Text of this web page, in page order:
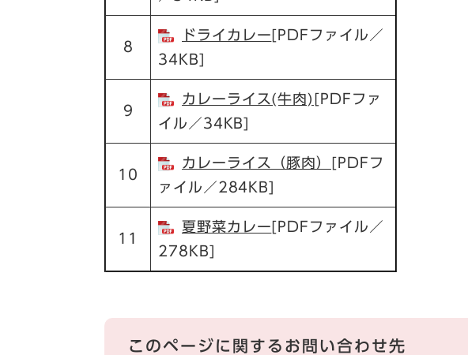
8
ドライカレー [PDFファイル／
34KB]
9
カレーライス(牛肉) [PDFファ
イル／34KB]
10
カレーライス（豚肉）
[PDFフ
ァイル／284KB]
11
夏野菜カレー [PDFファイル／
278KB]
このページに関するお問い合わせ先